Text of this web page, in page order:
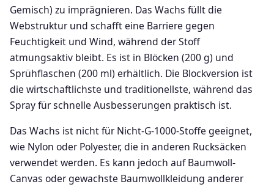
Gemisch) zu imprägnieren. Das Wachs füllt die
Webstruktur und schafft eine Barriere gegen
Feuchtigkeit und Wind, während der Stoff
atmungsaktiv bleibt. Es ist in Blöcken (200 g) und
Sprühflaschen (200 ml) erhältlich. Die Blockversion ist
die wirtschaftlichste und traditionellste, während das
Spray für schnelle Ausbesserungen praktisch ist.
Das Wachs ist nicht für Nicht-G-1000-Stoffe geeignet,
wie Nylon oder Polyester, die in anderen Rucksäcken
verwendet werden. Es kann jedoch auf Baumwoll-
Canvas oder gewachste Baumwollkleidung anderer